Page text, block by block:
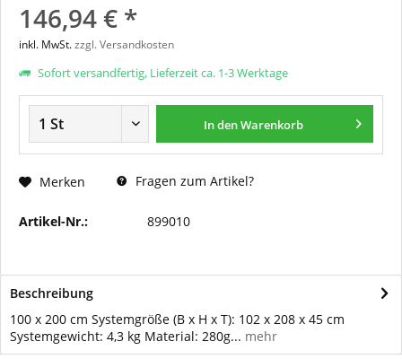
146,94 € *
inkl. MwSt.zzgl. Versandkosten
Sofort versandfertig, Lieferzeit ca. 1-3 Werktage
In denWarenkorb
Merken Fragen zum Artikel?
Artikel-Nr.: 899010
Beschreibung
100 x 200 cm Systemgröße (B x H x T): 102 x 208 x 45 cm
Systemgewicht: 4,3 kg Material: 280g... mehr